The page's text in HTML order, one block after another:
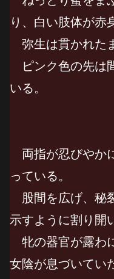
り、白い肢体が赤
弥生は貫かれた
ピンク色の先は
いる。
両指が忍びやか
っている。
股間を広げ、秘
示すように割り開
牝の器官が露わ
女陰が息づいてい